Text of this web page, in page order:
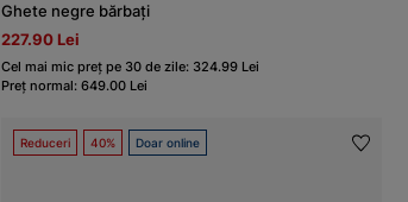
Ghete negre bărbați
227.90 Lei
Cel mai mic preț pe 30 de zile: 324.99 Lei
Preț normal: 649.00 Lei
Reduceri 40% Doar online